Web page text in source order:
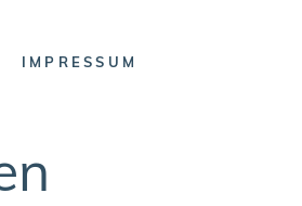
IMPRESSUM